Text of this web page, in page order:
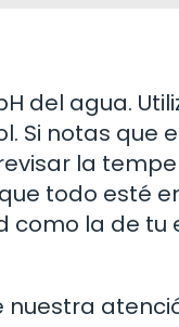
del agua.
Si notas que
la
todo esté
como la de tu